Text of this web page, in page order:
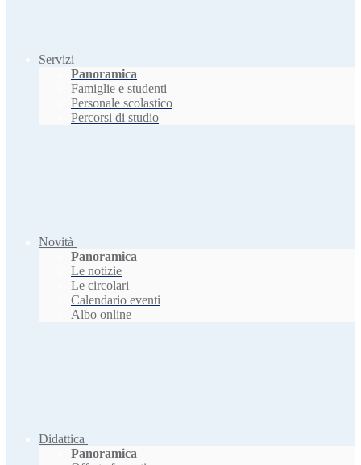
Servizi
Panoramica
Famiglie e studenti
Personale scolastico
Percorsi di studio
Novità
Panoramica
Le notizie
Le circolari
Calendario eventi
Albo online
Didattica
Panoramica